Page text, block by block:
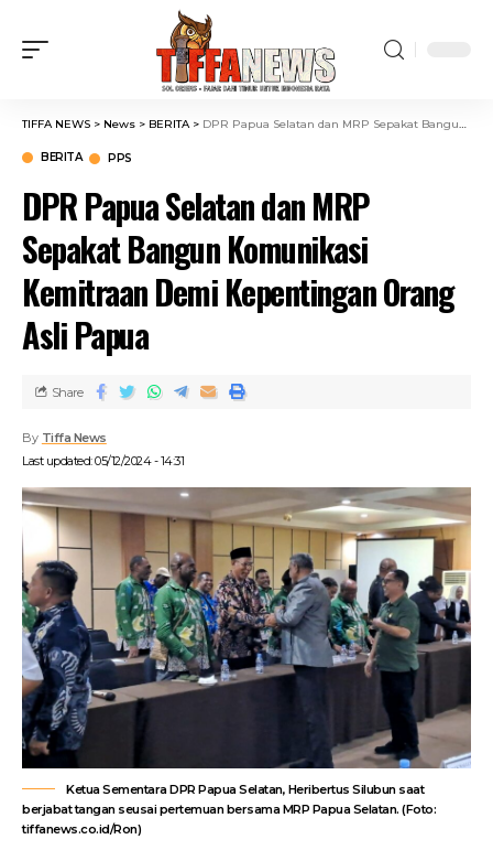
TIFFA NEWS > News > BERITA> DPR Papua Selatan dan MRP Sepakat Bangun Komunikasi Kemitraan Demi Kepentingan Orang Asli Papua
BERITA PPS
DPR Papua Selatan dan MRP
Sepakat Bangun Komunikasi
Kemitraan Demi Kepentingan Orang
Asli Papua
Last updated: 05/12/2024 - 14:31
By Tiffa News
Share
Ketua Sementara DPR Papua Selatan, Heribertus Silubun saat
berjabat tangan seusai pertemuan bersama MRP Papua Selatan. (Foto:
tiffanews.co.id/Ron)